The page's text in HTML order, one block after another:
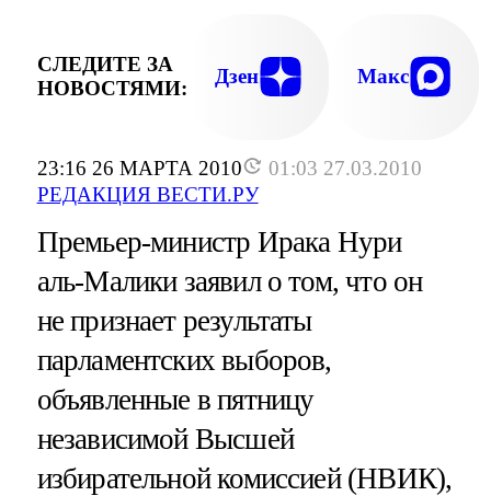
23:16 26 МАРТА 2010
01:03 27.03.2010
РЕДАКЦИЯ ВЕСТИ.РУ
СЛЕДИТЕ ЗА
НОВОСТЯМИ:
Дзен Макс
Премьер-министр Ирака Нури
аль-Малики заявил о том, что он
не признает результаты
парламентских выборов,
объявленные в пятницу
независимой Высшей
избирательной комиссией (НВИК),